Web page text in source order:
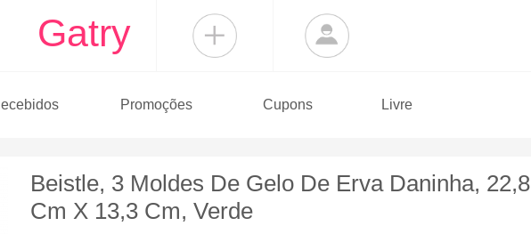
Gatry
Promoções Cupons Livre
Beistle, 3 Moldes De Gelo De Erva Daninha, 22,8
Cm X 13,3 Cm, Verde